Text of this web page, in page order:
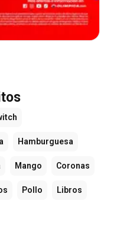
Hamburguesa
Mango Coronas
Pollo Libros